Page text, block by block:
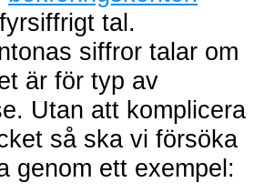
tal.
siffror talar om
är för typ av
Utan att komplicera
så ska vi försöka
genom ett exempel: